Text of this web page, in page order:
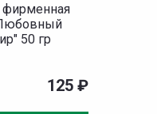
50 гр
125 ₽